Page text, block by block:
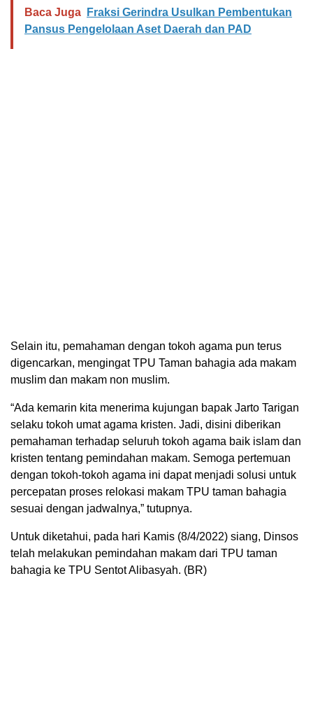
Baca Juga
Fraksi Gerindra Usulkan Pembentukan
Pansus Pengelolaan Aset Daerah dan PAD
Selain itu, pemahaman dengan tokoh agama pun terus
digencarkan, mengingat TPU Taman bahagia ada makam
muslim dan makam non muslim.
“Ada kemarin kita menerima kujungan bapak Jarto Tarigan
selaku tokoh umat agama kristen. Jadi, disini diberikan
pemahaman terhadap seluruh tokoh agama baik islam dan
kristen tentang pemindahan makam. Semoga pertemuan
dengan tokoh-tokoh agama ini dapat menjadi solusi untuk
percepatan proses relokasi makam TPU taman bahagia
sesuai dengan jadwalnya,” tutupnya.
Untuk diketahui, pada hari Kamis (8/4/2022) siang, Dinsos
telah melakukan pemindahan makam dari TPU taman
bahagia ke TPU Sentot Alibasyah. (BR)